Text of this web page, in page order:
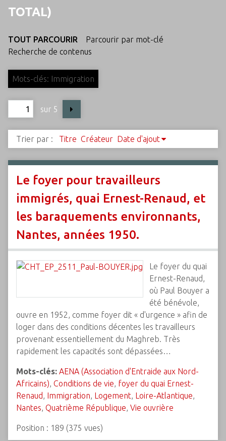
TOTAL)
TOUT PARCOURIR
Parcourir par mot-clé
Recherche de contenus
Mots-clés: Immigration
sur 5
Trier par : Titre Créateur Date d'ajout
Le foyer pour travailleurs
immigrés, quai Ernest-Renaud, et
les baraquements environnants,
Nantes, années 1950.
Le foyer du quai
Ernest-Renaud,
où Paul Bouyer a
été bénévole,
ouvre en 1952, comme foyer dit « d'urgence » afin de
loger dans des conditions décentes les travailleurs
provenant essentiellement du Maghreb. Très
rapidement les capacités sont dépassées…
Mots-clés: AENA (Association d'Entraide aux Nord-
Africains), Conditions de vie, foyer du quai Ernest-
Renaud, Immigration, Logement, Loire-Atlantique,
Nantes, Quatrième République, Vie ouvrière
Position : 189 (375 vues)